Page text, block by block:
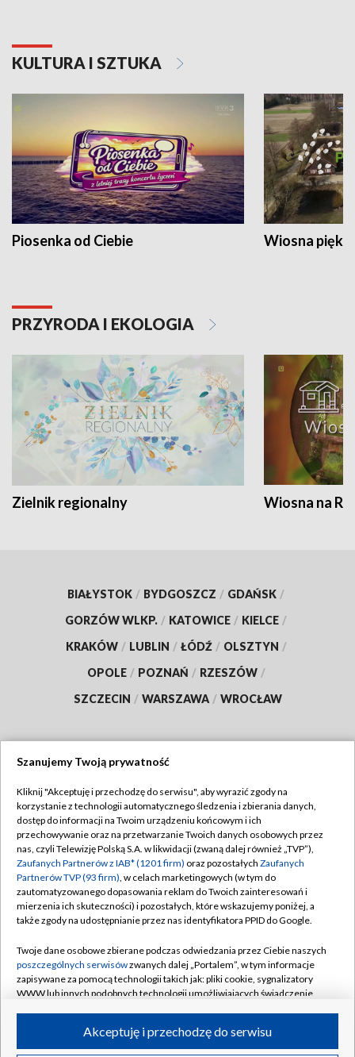
KULTURA I SZTUKA
Piosenka od Ciebie Wiosna
PRZYRODA I EKOLOGIA
Zielnik regionalny Wiosna na
BIAŁYSTOK / BYDGOSZCZ / GDAŃSK /
GORZÓW WLKP. / KATOWICE / KIELCE /
KRAKÓW / LUBLIN / ŁÓDŹ / OLSZTYN /
OPOLE / POZNAŃ / RZESZÓW /
SZCZECIN / WARSZAWA / WROCŁAW
TVP
Abonament TVP
Emisja w TVP
Centrum informacji TVP
Naziemna Telewizja Cyfrowa
Rada Programowa
System NOS
Informacje o nadawcy
Program dla prasy
Regulamin TVP
Polityka prywatności
Moje zgody
Pomoc
Kontakt
Kanały
Szanujemy Twoją prywatność
Kliknij "Akceptuję i przechodzę do serwisu", aby wyrazić zgody na
korzystanie z technologii automatycznego śledzenia i zbierania danych,
dostęp do informacji na Twoim urządzeniu końcowym i ich
przechowywanie oraz na przetwarzanie Twoich danych osobowych przez
nas, czyli Telewizję Polską S.A. w likwidacji (zwaną dalej również „TVP”),
Zaufanych Partnerów z IAB* (1201 firm) oraz pozostałych Zaufanych
Partnerów TVP (93 firm), w celach marketingowych (w tym do
zautomatyzowanego dopasowania reklam do Twoich zainteresowań i
mierzenia ich skuteczności) i pozostałych, które wskazujemy poniżej, a
także zgody na udostępnianie przez nas identyfikatora PPID do Google.
Twoje dane osobowe zbierane podczas odwiedzania przez Ciebie naszych
poszczególnych serwisówzwanych dalej „Portalem”, w tym informacje
zapisywane za pomocą technologii takich jak: pliki cookie, sygnalizatory
WWW lub innych podobnych technologii umożliwiających świadczenie
ruchu w Internecie.Akceptuję i przechodzę do serwisu